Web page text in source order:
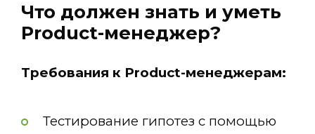
Что должен знать и уметь
Product-менеджер?
Требования к Product-менеджерам:
Тестирование гипотез с помощью